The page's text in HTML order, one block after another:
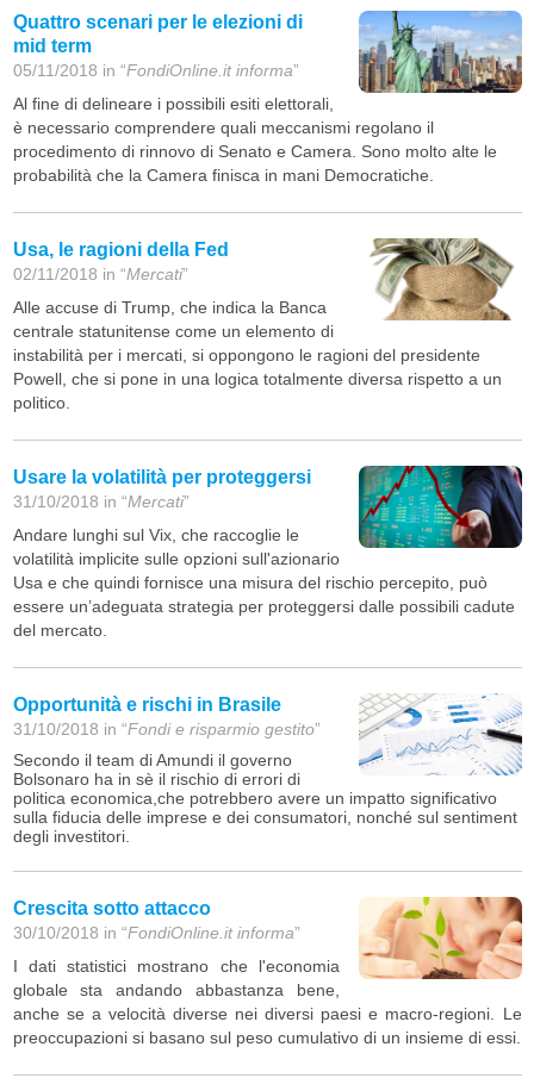
Quattro scenari per le elezioni di
mid term
05/11/2018 in “FondiOnline.it informa”
Al fine di delineare i possibili esiti elettorali,
è necessario comprendere quali meccanismi regolano il
procedimento di rinnovo di Senato e Camera. Sono molto alte le
probabilità che la Camera finisca in mani Democratiche.
Usa, le ragioni della Fed
02/11/2018 in “Mercati”
Alle accuse di Trump, che indica la Banca
centrale statunitense come un elemento di
instabilità per i mercati, si oppongono le ragioni del presidente
Powell, che si pone in una logica totalmente diversa rispetto a un
politico.
Usare la volatilità per proteggersi
31/10/2018 in “Mercati”
Andare lunghi sul Vix, che raccoglie le
volatilità implicite sulle opzioni sull'azionario
Usa e che quindi fornisce una misura del rischio percepito, può
essere un’adeguata strategia per proteggersi dalle possibili cadute
del mercato.
Opportunità e rischi in Brasile
31/10/2018 in “Fondi e risparmio gestito”
Secondo il team di Amundi il governo
Bolsonaro ha in sè il rischio di errori di
politica economica,che potrebbero avere un impatto significativo
sulla fiducia delle imprese e dei consumatori, nonché sul sentiment
degli investitori.
Crescita sotto attacco
30/10/2018 in “FondiOnline.it informa”
I dati statistici mostrano che l'economia
globale sta andando abbastanza bene,
anche se a velocità diverse nei diversi paesi e macro-regioni. Le
preoccupazioni si basano sul peso cumulativo di un insieme di essi.